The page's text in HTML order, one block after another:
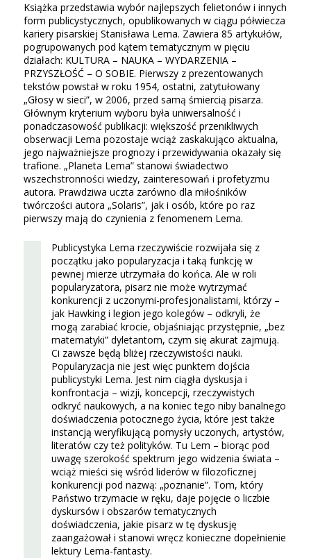
Książka przedstawia wybór najlepszych felietonów i innych
form publicystycznych, opublikowanych w ciągu półwiecza
kariery pisarskiej Stanisława Lema. Zawiera 85 artykułów,
pogrupowanych pod kątem tematycznym w pięciu
działach: KULTURA – NAUKA – WYDARZENIA –
PRZYSZŁOŚĆ – O SOBIE. Pierwszy z prezentowanych
tekstów powstał w roku 1954, ostatni, zatytułowany
„Głosy w sieci”, w 2006, przed samą śmiercią pisarza.
Głównym kryterium wyboru była uniwersalność i
ponadczasowość publikacji: większość przenikliwych
obserwacji Lema pozostaje wciąż zaskakująco aktualna,
jego najważniejsze prognozy i przewidywania okazały się
trafione. „Planeta Lema” stanowi świadectwo
wszechstronności wiedzy, zainteresowań i profetyzmu
autora. Prawdziwa uczta zarówno dla miłośników
twórczości autora „Solaris”, jak i osób, które po raz
pierwszy mają do czynienia z fenomenem Lema.
Publicystyka Lema rzeczywiście rozwijała się z
początku jako popularyzacja i taką funkcję w
pewnej mierze utrzymała do końca. Ale w roli
popularyzatora, pisarz nie może wytrzymać
konkurencji z uczonymi-profesjonalistami, którzy –
jak Hawking i legion jego kolegów – odkryli, że
mogą zarabiać krocie, objaśniając przystępnie, „bez
matematyki” dyletantom, czym się akurat zajmują.
Ci zawsze będą bliżej rzeczywistości nauki.
Popularyzacja nie jest więc punktem dojścia
publicystyki Lema. Jest nim ciągła dyskusja i
konfrontacja – wizji, koncepcji, rzeczywistych
odkryć naukowych, a na koniec tego niby banalnego
doświadczenia potocznego życia, które jest także
instancją weryfikującą pomysły uczonych, artystów,
literatów czy też polityków. Tu Lem – biorąc pod
uwagę szerokość spektrum jego widzenia świata –
wciąż mieści się wśród liderów w filozoficznej
konkurencji pod nazwą: „poznanie”. Tom, który
Państwo trzymacie w ręku, daje pojęcie o liczbie
dyskursów i obszarów tematycznych
doświadczenia, jakie pisarz w tę dyskusję
zaangażował i stanowi wręcz konieczne dopełnienie
lektury Lema-fantasty.